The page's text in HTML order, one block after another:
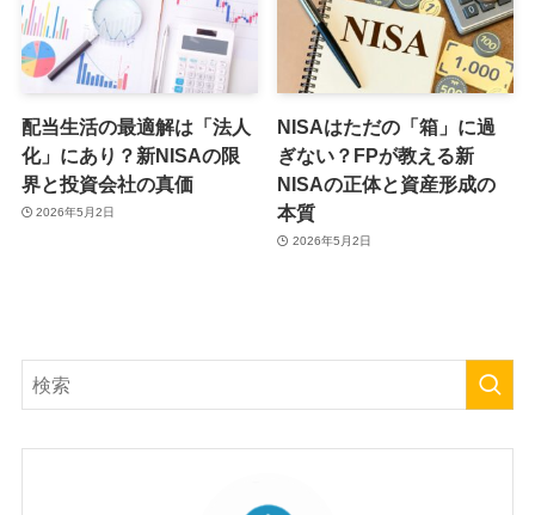
配当生活の最適解は「法人
化」にあり？新NISAの限
界と投資会社の真価
2026年5月2日
NISAはただの「箱」に過
ぎない？FPが教える新
NISAの正体と資産形成の
本質
2026年5月2日